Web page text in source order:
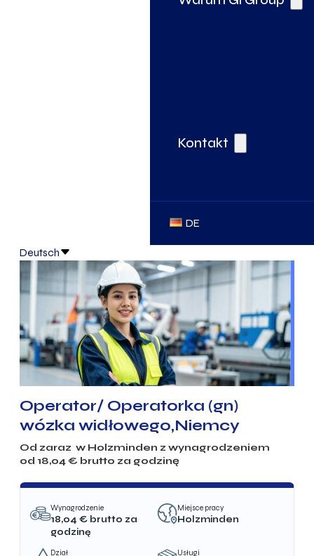
Kontakt
DE
Deutsch
Operator/ Operatorka (gn)
wózka widłowego,Niemcy
Od zaraz w Holzminden z wynagrodzeniem
od 18,04€ brutto za godzinę
Wynagrodzenie
18,04 € brutto za
godzinę
Miejsce pracy
Holzminden
Dział Usługi